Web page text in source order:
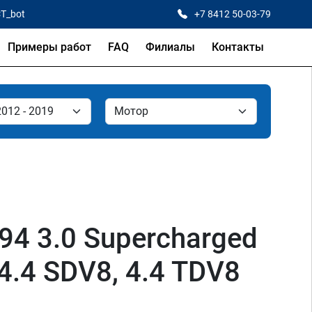
+7 8412 50-03-79
Примеры работ FAQ Филиалы Контакты
3.0 Supercharged
SDV8, 4.4 TDV8